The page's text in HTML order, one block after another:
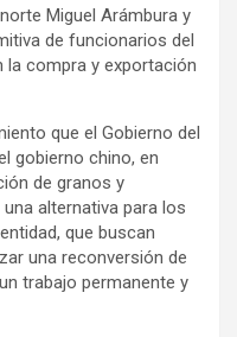
Miguel Arámbura y
de funcionarios del
la compra y exportación
que el Gobierno del
gobierno chino, en
de granos y
alternativa para los
que buscan
una reconversión de
trabajo permanente y